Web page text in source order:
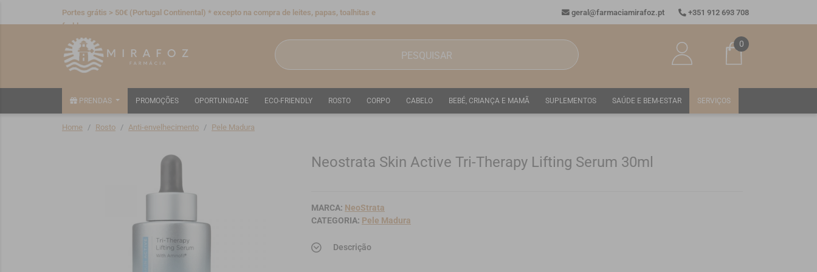
Portes grátis > 50€ (Portugal Continental) * excepto na compra de leites, papas, toalhitas e
fraldas
geral@farmaciamirafoz.pt +351 912 693 708
0
PRENDAS PROMOÇÕES OPORTUNIDADE ECO-FRIENDLY ROSTO CORPO CABELO BEBÉ, CRIANÇA E MAMÃ SUPLEMENTOS SAÚDE E BEM-ESTAR SERVIÇOS
Home Rosto Anti-envelhecimento Pele Madura
Neostrata Skin Active Tri-Therapy Lifting Serum 30ml
MARCA: NeoStrata
CATEGORIA: Pele Madura
Descrição